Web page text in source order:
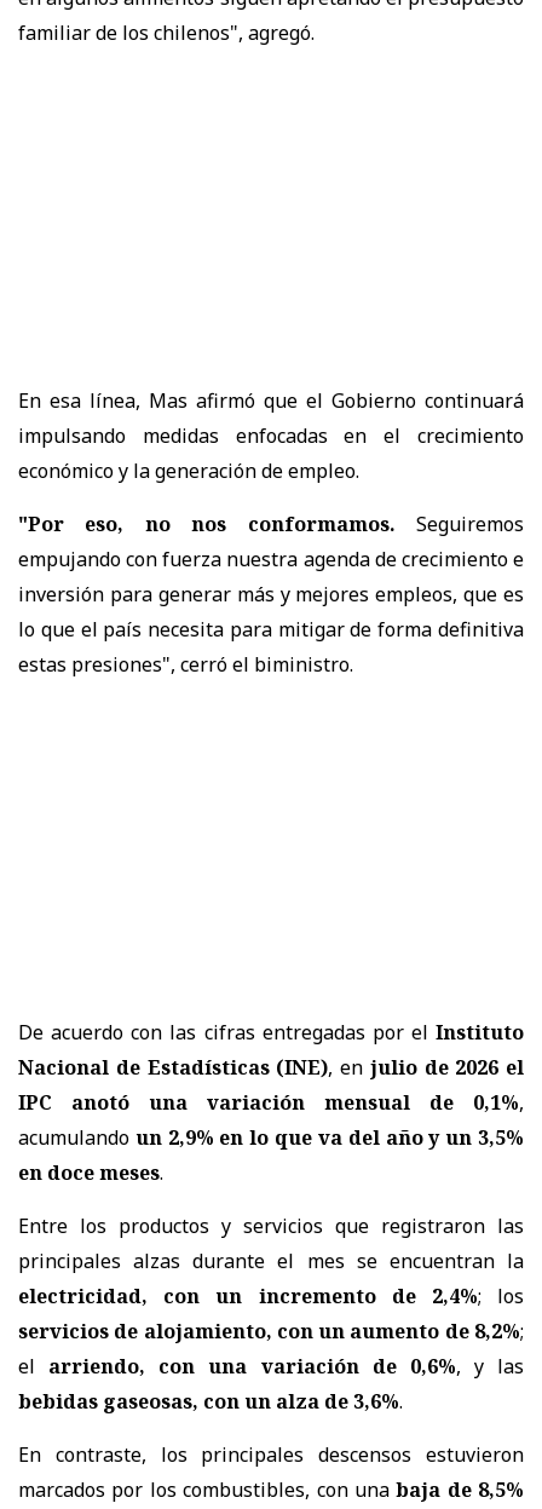
familiar de los chilenos", agregó.
En esa línea, Mas afirmó que el Gobierno continuará
impulsando medidas enfocadas en el crecimiento
económico y la generación de empleo.
"Por eso, no nos conformamos. Seguiremos
empujando con fuerza nuestra agenda de crecimiento e
inversión para generar más y mejores empleos, que es
lo que el país necesita para mitigar de forma definitiva
estas presiones", cerró el biministro.
De acuerdo con las cifras entregadas por el Instituto
Nacional de Estadísticas (INE), en julio de 2026 el
IPC anotó una variación mensual de 0,1%,
acumulando un 2,9% en lo que va del año y un 3,5%
en doce meses.
Entre los productos y servicios que registraron las
principales alzas durante el mes se encuentran la
electricidad, con un incremento de 2,4%; los
servicios de alojamiento, con un aumento de 8,2%;
el arriendo, con una variación de 0,6%, y las
bebidas gaseosas, con un alza de 3,6%.
En contraste, los principales descensos estuvieron
marcados por los combustibles, con unabaja de 8,5%